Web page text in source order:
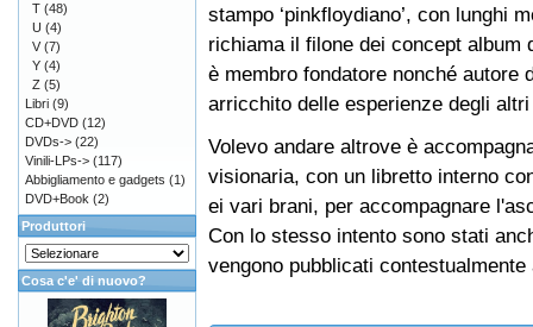
stampo ‘pinkfloydiano’, con lunghi
richiama il filone dei concept
è membro fondatore nonché autore
arricchito delle esperienze degli
Volevo andare altrove è
visionaria, con un libretto interno
ei vari brani, per accompagnare
Con lo stesso intento sono stati
vengono pubblicati contestualmente
T (48)
U (4)
V (7)
Y (4)
Z (5)
Libri (9)
CD+DVD (12)
DVDs-> (22)
Vinili-LPs-> (117)
Abbigliamento e gadgets (1)
DVD+Book (2)
Produttori
Cosa c'e' di nuovo?